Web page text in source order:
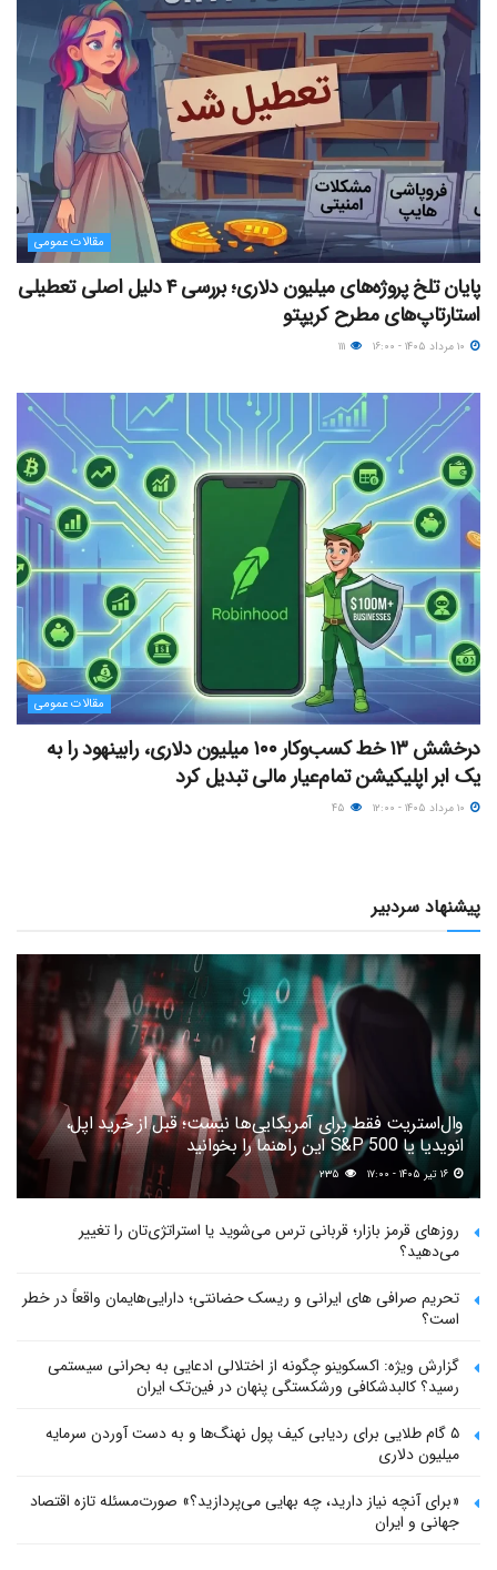
مقالات عمومی
پایان تلخ پروژه‌های میلیون دلاری؛ بررسی ۴ دلیل اصلی تعطیلی
استارتاپ‌های مطرح کریپتو
مقالات عمومی
درخشش ۱۳ خط کسب‌وکار ۱۰۰ میلیون دلاری، رابینهود را به
یک ابر اپلیکیشن تمام‌عیار مالی تبدیل کرد
پیشنهاد سردبیر
وال‌استریت فقط برای آمریکایی‌ها نیست؛ قبل از خرید اپل،
انویدیا یا S&P 500 این راهنما را بخوانید
۲۳۵
روزهای قرمز بازار؛ قربانی ترس می‌شوید یا استراتژی‌تان را تغییر
می‌دهید؟
تحریم صرافی های ایرانی و ریسک حضانتی؛ دارایی‌هایمان واقعاً در خطر
است؟
گزارش ویژه: اکسکوینو چگونه از اختلالی ادعایی به بحرانی سیستمی
رسید؟ کالبدشکافی ورشکستگی پنهان در فین‌تک ایران
۵ گام طلایی برای ردیابی کیف پول‌ نهنگ‌ها و به دست آوردن سرمایه
میلیون دلاری
«برای آنچه نیاز دارید، چه بهایی می‌پردازید؟» صورت‌مسئله تازه اقتصاد
جهانی و ایران